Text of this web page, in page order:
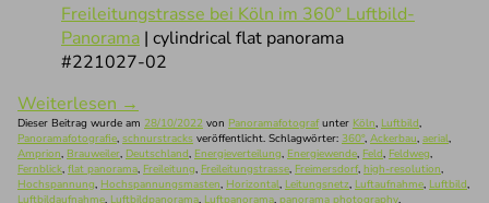
Freileitungstrasse bei Köln im 360° Luftbild-
Panorama | cylindrical flat panorama
#221027-02
Weiterlesen →
Dieser Beitrag wurde am 28/10/2022 von Panoramafotografunter Köln, Luftbild,
Panoramafotografie, schnurstracks veröffentlicht. Schlagwörter: 360°, Ackerbau, aerial,
Amprion, Brauweiler, Deutschland, Energieverteilung, Energiewende, Feld, Feldweg,
Fernblick, flat panorama, Freileitung, Freileitungstrasse, Freimersdorf, high-resolution,
Hochspannung, Hochspannungsmasten, Horizontal, Leitungsnetz, Luftaufnahme, Luftbild,
Luftbildaufnahme, Luftbildpanorama, Luftpanorama, panorama photography,